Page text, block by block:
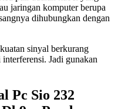
jaringan komputer berupa
dihubungkan dengan
sinyal berkurang
Jadi gunakan
Pc Sio 232